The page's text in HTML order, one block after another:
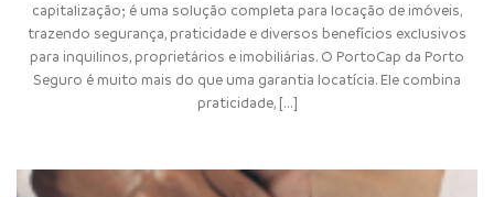
capitalização; é uma solução completa para locação de imóveis,
trazendo segurança, praticidade e diversos benefícios exclusivos
para inquilinos, proprietários e imobiliárias. O PortoCap da Porto
Seguro é muito mais do que uma garantia locatícia. Ele combina
praticidade, [...]